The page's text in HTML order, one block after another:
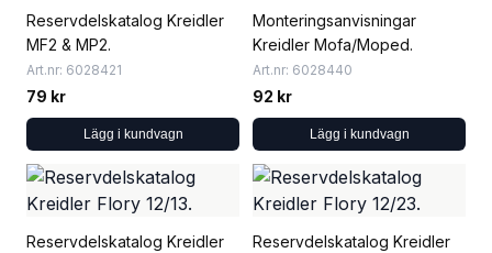
Reservdelskatalog Kreidler
MF2 & MP2.
Art.nr: 6028421
79 kr
Lägg i kundvagn
Monteringsanvisningar
Kreidler Mofa/Moped.
Art.nr: 6028440
92 kr
Lägg i kundvagn
Reservdelskatalog Kreidler
Reservdelskatalog Kreidler